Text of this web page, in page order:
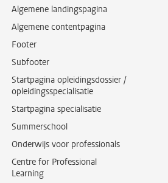
Algemene landingspagina
Algemene contentpagina
Footer
Subfooter
Startpagina opleidingsdossier /
opleidingsspecialisatie
Startpagina specialisatie
Summerschool
Onderwijs voor professionals
Centre for Professional
Learning